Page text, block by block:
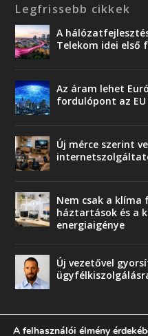
Legfrissebb cikkek
A
Telekom idei első
Az áram lehet
fordulópont az
Új mérce szerint
Nem csak a klíma
háztartások és a
energiaigénye
Új vezetővel
A felhasználói élmény